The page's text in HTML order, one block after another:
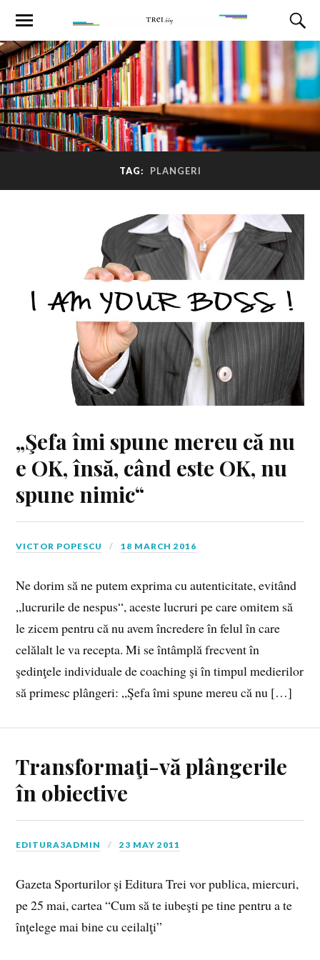
TAG: PLANGERI
„Şefa îmi spune mereu că nu
e OK, însă, când este OK, nu
spune nimic“
VICTOR POPESCU 18 MARCH 2016
Ne dorim să ne putem exprima cu autenticitate, evitând
„lucrurile de nespus“, aceste lucruri pe care omitem să
le zicem pentru că nu avem încredere în felul în care
celălalt le va recepta. Mi se întâmplă frecvent în
şedinţele individuale de coaching şi în timpul medierilor
să primesc plângeri: „Şefa îmi spune mereu că nu […]
Transformaţi-vă plângerile
în obiective
EDITURA3ADMIN 23 MAY 2011
Gazeta Sporturilor şi Editura Trei vor publica, miercuri,
pe 25 mai, cartea “Cum să te iubeşti pe tine pentru a te
înţelege mai bine cu ceilalţi”